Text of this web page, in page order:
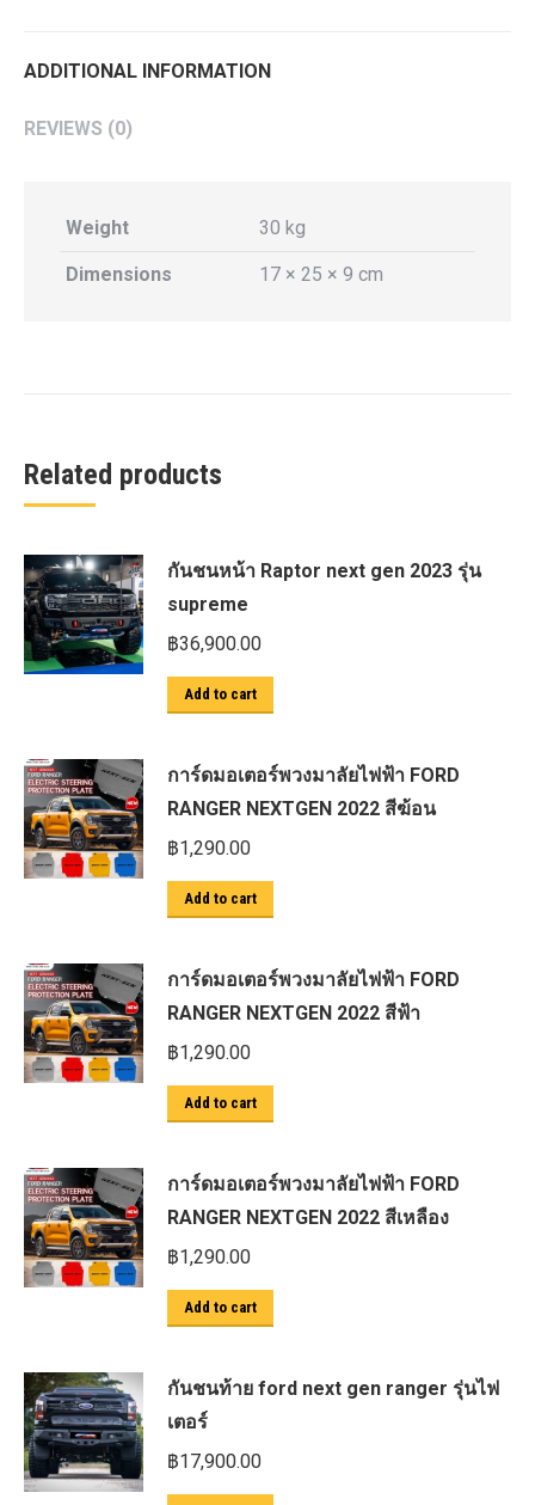
ADDITIONAL INFORMATION
REVIEWS (0)
Weight 30 kg
Dimensions 17 × 25 × 9 cm
Related products
กันชนหน้า Raptor next gen 2023 รุ่น
supreme
฿36,900.00
Add to cart
การ์ดมอเตอร์พวงมาลัยไฟฟ้า FORD
RANGER NEXTGEN 2022 สีฆ้อน
฿1,290.00
Add to cart
การ์ดมอเตอร์พวงมาลัยไฟฟ้า FORD
RANGER NEXTGEN 2022 สีฟ้า
฿1,290.00
Add to cart
การ์ดมอเตอร์พวงมาลัยไฟฟ้า FORD
RANGER NEXTGEN 2022 สีเหลือง
฿1,290.00
Add to cart
กันชนท้าย ford next gen ranger รุ่นไฟ
เตอร์
฿17,900.00